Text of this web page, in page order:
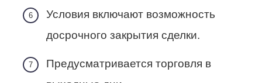
Условия включают возможность
досрочного закрытия сделки.
Предусматривается торговля в